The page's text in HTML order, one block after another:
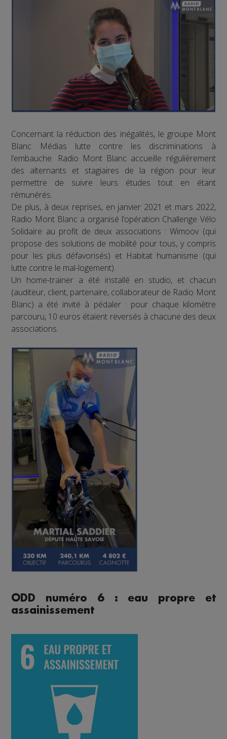
Concernant la réduction des inégalités, le groupe Mont
Blanc Médias lutte contre les discriminations à
l’embauche. Radio Mont Blanc accueille régulièrement
des alternants et stagiaires de la région pour leur
permettre de suivre leurs études tout en étant
rémunérés.
De plus, à deux reprises, en janvier 2021 et mars 2022,
Radio Mont Blanc a organisé l’opération Challenge Vélo
Solidaire au profit de deux associations : Wimoov (qui
propose des solutions de mobilité pour tous, y compris
pour les plus défavorisés) et Habitat humanisme (qui
lutte contre le mal-logement).
Un home-trainer a été installé en studio, et chacun
(auditeur, client, partenaire, collaborateur de Radio Mont
Blanc) a été invité à pédaler : pour chaque kilomètre
parcouru, 10 euros étaient reversés à chacune des deux
associations.
ODD numéro 6 : eau propre et
assainissement